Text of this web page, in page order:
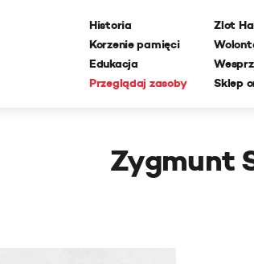
Historia
Korzenie pamięci
Edukacja
Przeglądaj zasoby
Zlot
Sklep
Zygmunt